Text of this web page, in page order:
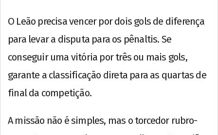
O Leão precisa vencer por dois gols de diferença
para levar a disputa para os pênaltis. Se
conseguir uma vitória por três ou mais gols,
garante a classificação direta para as quartas de
final da competição.
A missão não é simples, mas o torcedor rubro-